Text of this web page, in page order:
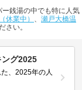
銭湯の中でも特に人気
休業中） 、 瀬戸大橋温
さい。
グ2025
、2025年の人